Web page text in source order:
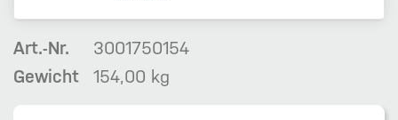
Art.-Nr.
3001750154
Gewicht
154,00 kg